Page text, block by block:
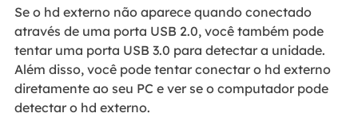
Se o hd externo não aparece quando conectado
através de uma porta USB 2.0, você também pode
tentar uma porta USB 3.0 para detectar a unidade.
Além disso, você pode tentar conectar o hd externo
diretamente ao seu PC e ver se o computador pode
detectar o hd externo.